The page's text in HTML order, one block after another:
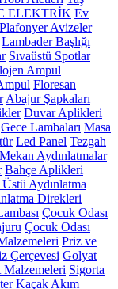
ELEKTRİK Ev
Plafonyer Avizeler
Lambader Başlığı
Sıvaüstü Spotlar
Ampul
Floresan
Abajur Şapkaları
Duvar Aplikleri
Gece Lambaları Masa
Led Panel Tezgah
Aydınlatmalar
Bahçe Aplikleri
Aydınlatma
Direkleri
Çocuk Odası
Çocuk Odası
Priz ve
Çerçevesi Golyat
Malzemeleri Sigorta
Kaçak Akım